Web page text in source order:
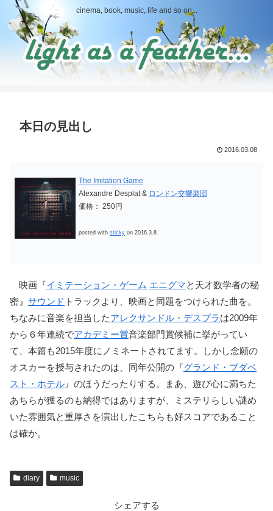
cinema, book, music, life and so on...
本日の見出し
2016.03.08
The Imitation Game
Alexandre Desplat & ロンドン交響楽団
価格： 250円
posted with sticky on 2016.3.8
映画『イミテーション・ゲーム エニグマと天才数学者の秘
密』 サウンド トラックより、映画と同題をつけられた曲を。
ちなみに音楽を担当したアレクサンドル・デスプラは2009年
から６年連続でアカデミー賞音楽部門賞候補に挙がってい
て、本篇も2015年度にノミネートされてます。しかし念願の
オスカーを授与されたのは、同年公開の『グランド・ブダペ
スト・ホテル 』のほうだったりする。まあ、遊び心に満ちた
あちらが獲るのも納得ではありますが、ミステリらしい謎め
いた雰囲気と重厚さを演出したこちらも好スコアであること
は確か。
diary music
シェアする